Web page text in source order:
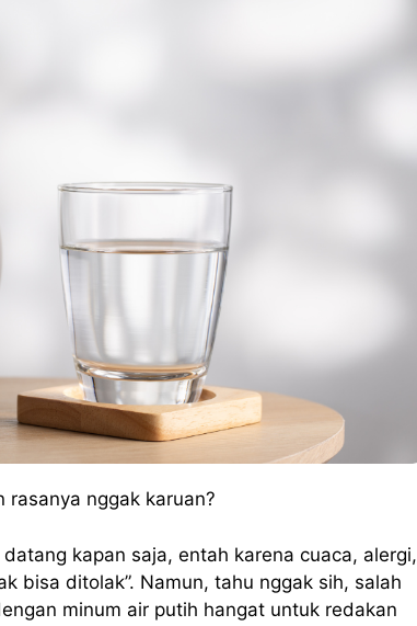
nggak karuan?
kapan saja, entah karena cuaca, alergi,
bisa ditolak”. Namun, tahu nggak sih, salah
minum air putih hangat untuk redakan